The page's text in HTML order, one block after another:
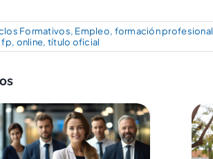
Formativos, Empleo, formación profesional
fp, online, título oficial